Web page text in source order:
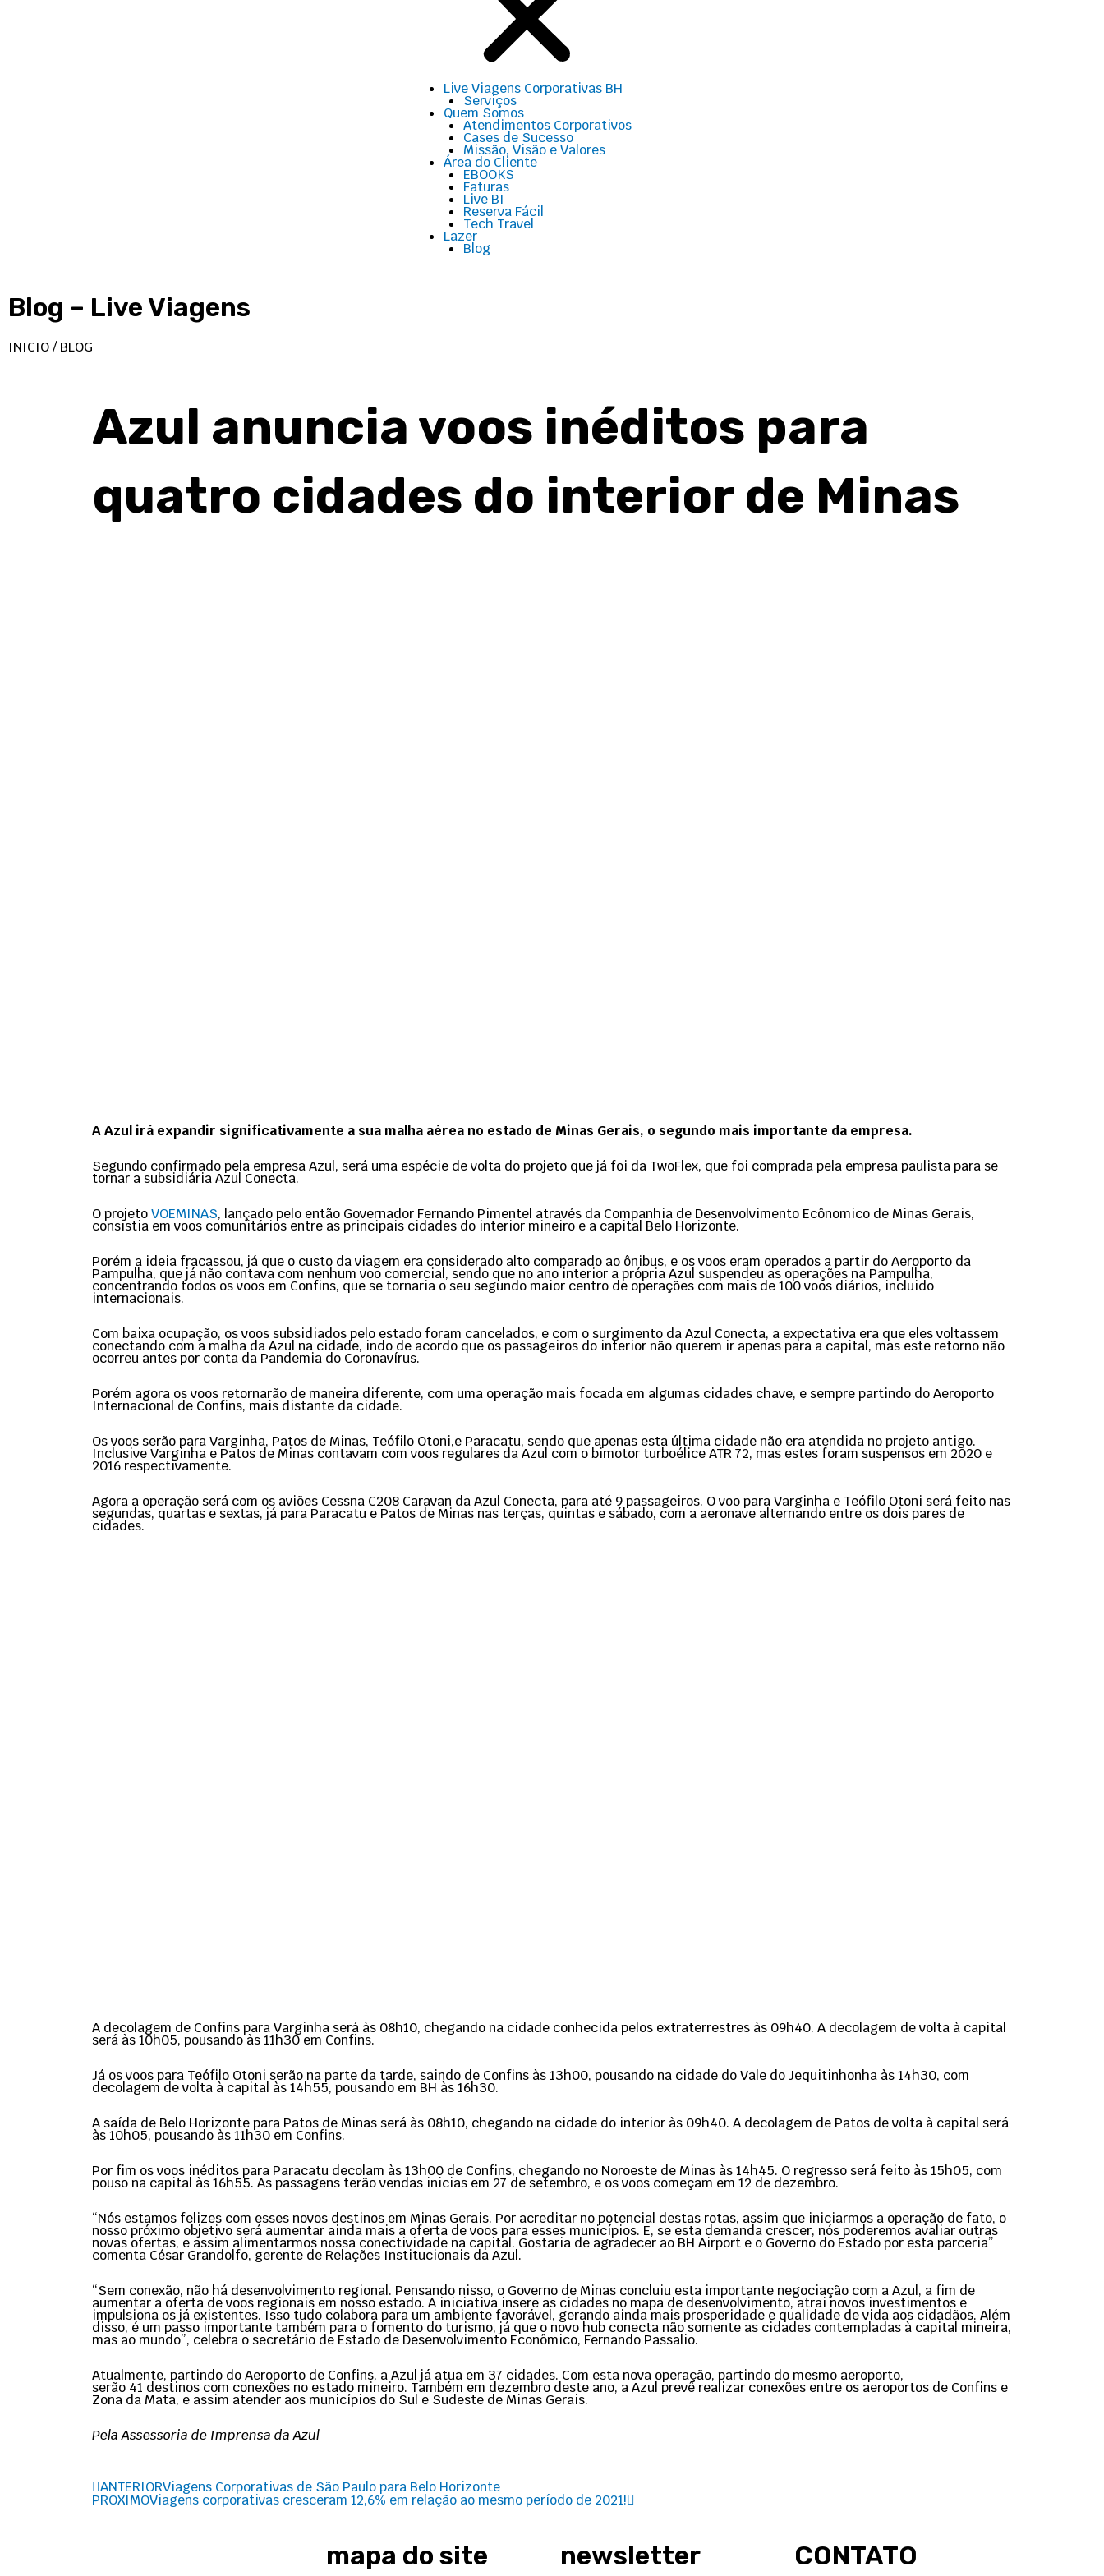
Live Viagens Corporativas BH
Serviços
Quem Somos
Atendimentos Corporativos
Cases de Sucesso
Missão, Visão e Valores
Área do Cliente
EBOOKS
Faturas
Live BI
Reserva Fácil
Tech Travel
Lazer
Blog
Blog – Live Viagens
INICIO / BLOG
Azul anuncia voos inéditos para
quatro cidades do interior de Minas
A Azul irá expandir significativamente a sua malha aérea no estado de Minas Gerais, o segundo mais importante da empresa.
Segundo confirmado pela empresa Azul, será uma espécie de volta do projeto que já foi da TwoFlex, que foi comprada pela empresa paulista para se
tornar a subsidiária Azul Conecta.
O projetoVOEMINAS, lançado pelo então Governador Fernando Pimentel através da Companhia de Desenvolvimento Ecônomico de Minas Gerais,
consistia em voos comunitários entre as principais cidades do interior mineiro e a capital Belo Horizonte.
Porém a ideia fracassou, já que o custo da viagem era considerado alto comparado ao ônibus, e os voos eram operados a partir do Aeroporto da
Pampulha, que já não contava com nenhum voo comercial, sendo que no ano interior a própria Azul suspendeu as operações na Pampulha,
concentrando todos os voos em Confins, que se tornaria o seu segundo maior centro de operações com mais de 100 voos diários, incluido
internacionais.
Com baixa ocupação, os voos subsidiados pelo estado foram cancelados, e com o surgimento da Azul Conecta, a expectativa era que eles voltassem
conectando com a malha da Azul na cidade, indo de acordo que os passageiros do interior não querem ir apenas para a capital, mas este retorno não
ocorreu antes por conta da Pandemia do Coronavírus.
Porém agora os voos retornarão de maneira diferente, com uma operação mais focada em algumas cidades chave, e sempre partindo do Aeroporto
Internacional de Confins, mais distante da cidade.
Os voos serão para Varginha, Patos de Minas, Teófilo Otoni,e Paracatu, sendo que apenas esta última cidade não era atendida no projeto antigo.
Inclusive Varginha e Patos de Minas contavam com voos regulares da Azul com o bimotor turboélice ATR 72, mas estes foram suspensos em 2020 e
2016 respectivamente.
Agora a operação será com os aviões Cessna C208 Caravan da Azul Conecta, para até 9 passageiros. O voo para Varginha e Teófilo Otoni será feito nas
segundas, quartas e sextas, já para Paracatu e Patos de Minas nas terças, quintas e sábado, com a aeronave alternando entre os dois pares de
cidades.
A decolagem de Confins para Varginha será às 08h10, chegando na cidade conhecida pelos extraterrestres às 09h40. A decolagem de volta à capital
será às 10h05, pousando às 11h30 em Confins.
Já os voos para Teófilo Otoni serão na parte da tarde, saindo de Confins às 13h00, pousando na cidade do Vale do Jequitinhonha às 14h30, com
decolagem de volta à capital às 14h55, pousando em BH às 16h30.
A saída de Belo Horizonte para Patos de Minas será às 08h10, chegando na cidade do interior às 09h40. A decolagem de Patos de volta à capital será
às 10h05, pousando às 11h30 em Confins.
Por fim os voos inéditos para Paracatu decolam às 13h00 de Confins, chegando no Noroeste de Minas às 14h45. O regresso será feito às 15h05, com
pouso na capital às 16h55. As passagens terão vendas inicias em 27 de setembro, e os voos começam em 12 de dezembro.
“Nós estamos felizes com esses novos destinos em Minas Gerais. Por acreditar no potencial destas rotas, assim que iniciarmos a operação de fato, o
nosso próximo objetivo será aumentar ainda mais a oferta de voos para esses municípios. E, se esta demanda crescer, nós poderemos avaliar outras
novas ofertas, e assim alimentarmos nossa conectividade na capital. Gostaria de agradecer ao BH Airport e o Governo do Estado por esta parceria”
comenta César Grandolfo, gerente de Relações Institucionais da Azul.
“Sem conexão, não há desenvolvimento regional. Pensando nisso, o Governo de Minas concluiu esta importante negociação com a Azul, a fim de
aumentar a oferta de voos regionais em nosso estado. A iniciativa insere as cidades no mapa de desenvolvimento, atrai novos investimentos e
impulsiona os já existentes. Isso tudo colabora para um ambiente favorável, gerando ainda mais prosperidade e qualidade de vida aos cidadãos. Além
disso, é um passo importante também para o fomento do turismo, já que o novo hub conecta não somente as cidades contempladas à capital mineira,
mas ao mundo”, celebra o secretário de Estado de Desenvolvimento Econômico, Fernando Passalio.
Atualmente, partindo do Aeroporto de Confins, a Azul já atua em 37 cidades. Com esta nova operação, partindo do mesmo aeroporto,
serão 41 destinos com conexões no estado mineiro. Também em dezembro deste ano, a Azul prevê realizar conexões entre os aeroportos de Confins e
Zona da Mata, e assim atender aos municípios do Sul e Sudeste de Minas Gerais.
Pela Assessoria de Imprensa da Azul
Prev
ANTERIORViagens Corporativas de São Paulo para Belo Horizonte
PROXIMOViagens corporativas cresceram 12,6% em relação ao mesmo período de 2021!
mapa do site newsletter CONTATO